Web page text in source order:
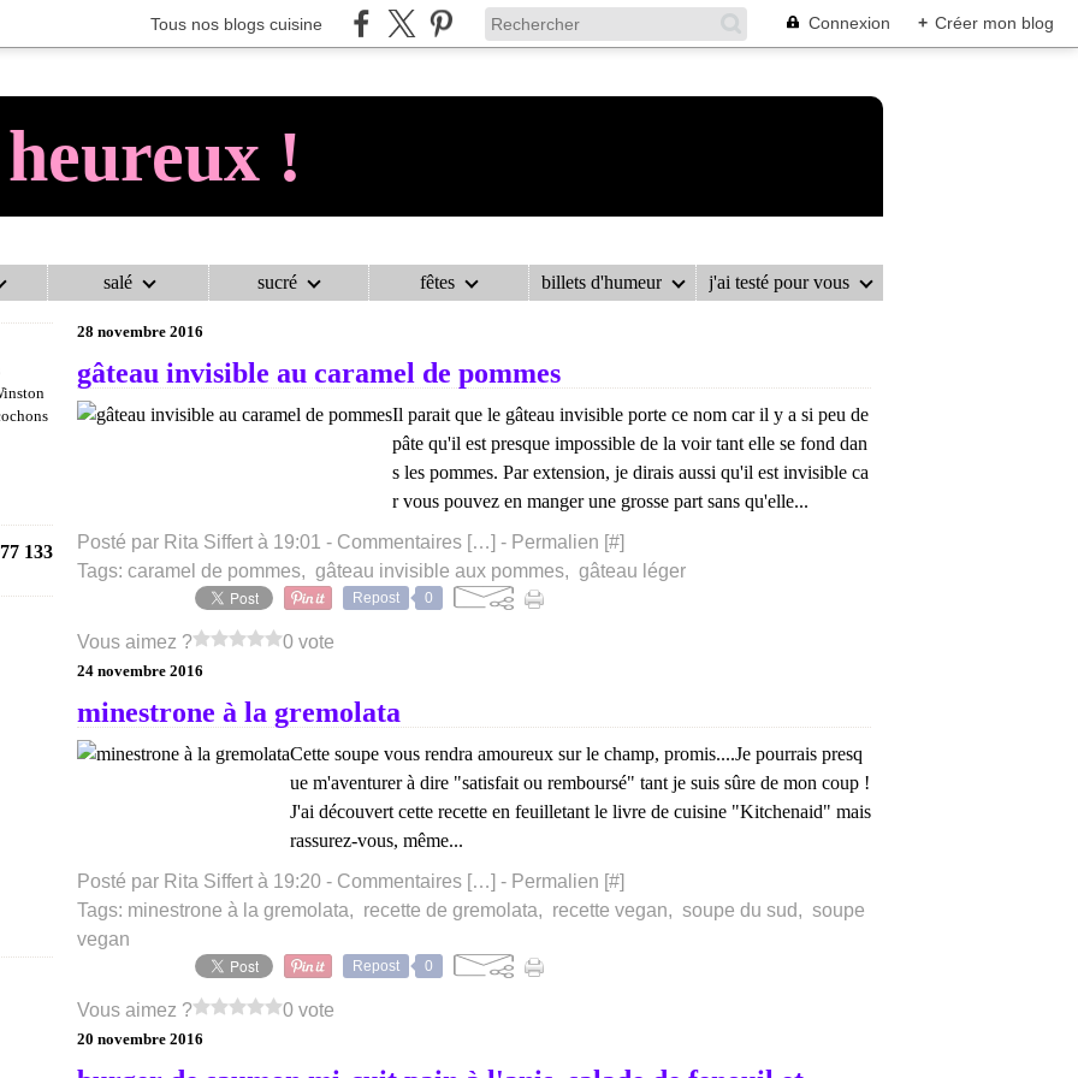
Tous nos blogs cuisine Connexion + Créer mon blog
!
salé sucré fêtes billets d'humeur
j'ai testé pour vous
133
AU COCHON HEUREUX ! CATEGORIES AU COCHON HEUREUX !
28 novembre 2016
gâteau invisible au caramel de pommes
Il parait que le gâteau invisible porte ce nom car il y a si peu de
pâte qu'il est presque impossible de la voir tant elle se fond dan
s les pommes. Par extension, je dirais aussi qu'il est invisible ca
r vous pouvez en manger une grosse part sans qu'elle...
Posté par Rita Siffert à 19:01 - Commentaires […] - Permalien [#]
Tags: caramel de pommes, gâteau invisible aux pommes, gâteau léger
Repost 0
Vous aimez ? 0 vote
24 novembre 2016
minestrone à la gremolata
Cette soupe vous rendra amoureux sur le champ, promis....Je pourrais presq
ue m'aventurer à dire "satisfait ou remboursé" tant je suis sûre de mon coup !
J'ai découvert cette recette en feuilletant le livre de cuisine "Kitchenaid" mais
rassurez-vous, même...
Posté par Rita Siffert à 19:20 - Commentaires […] - Permalien [#]
Tags: minestrone à la gremolata, recette de gremolata, recette vegan, soupe du sud, soupe
vegan
Repost 0
Vous aimez ? 0 vote
20 novembre 2016